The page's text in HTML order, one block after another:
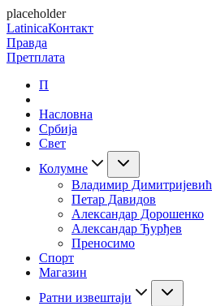
placeholder
LatinicaКонтакт
Правда
Претплата
П
Насловна
Србија
Свет
Колумне
Владимир Димитријевић
Петар Давидов
Александар Дорошенко
Александар Ђурђев
Преносимо
Спорт
Магазин
Ратни извештаји